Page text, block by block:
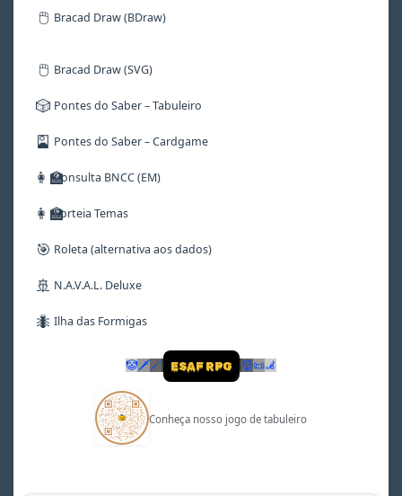
🖱️ Bracad Draw (BDraw)
🖱️ Bracad Draw (SVG)
🎲 Pontes do Saber – Tabuleiro
🎴 Pontes do Saber – Cardgame
👩‍🏫Consulta BNCC (EM)
👩‍🏫Sorteia Temas
🎯 Roleta (alternativa aos dados)
🚢 N.A.V.A.L. Deluxe
🐜 Ilha das Formigas
🤡 🗡🪄 ESAF RPG 👹📜🦼
Conheça nosso jogo de tabuleiro